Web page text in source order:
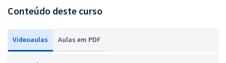
Conteúdo deste curso
Videoaulas Aulas em PDF